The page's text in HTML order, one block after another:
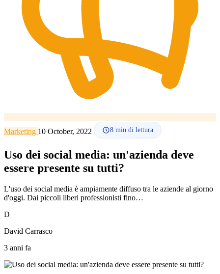
🇪🇸 ES
🇬🇧 EN 🇫🇷 FR 🇩🇪 DE
Accedi
Marketing 10 October, 2022 8 min di lettura
Uso dei social media: un'azienda deve
essere presente su tutti?
L'uso dei social media è ampiamente diffuso tra le aziende al giorno
d'oggi. Dai piccoli liberi professionisti fino…
D
David Carrasco
3 anni fa